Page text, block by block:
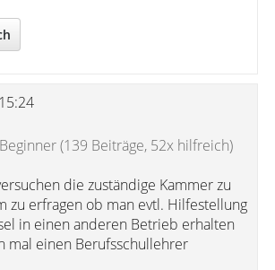
Beginner(139 Beiträge, 52x hilfreich)
die zuständige Kammer zu
zu erfragen ob man evtl. Hilfestellung
in einen anderen Betrieb erhalten
mal einen Berufsschullehrer